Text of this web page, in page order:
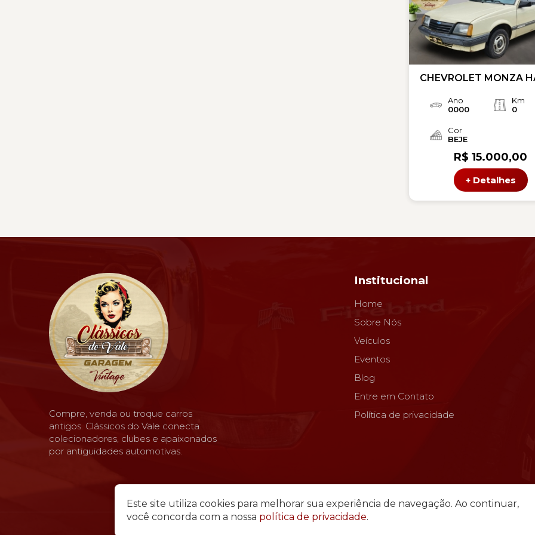
CHEVROLET MONZA
Ano
0000
Km
0
Cor
BEJE
R$ 15.000,00
+ Detalhes
Compre, venda ou troque carros
antigos. Clássicos do Vale conecta
colecionadores, clubes e apaixonados
por antiguidades automotivas.
Institucional
Home
Sobre Nós
Veículos
Eventos
Blog
Entre em Contato
Política de privacidade
Este site utiliza cookies para melhorar sua experiência de navegação. Ao continuar,
você concorda com a nossa política de privacidade.